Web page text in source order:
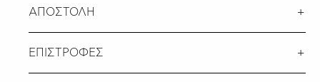
ΑΠΟΣΤΟΛΗ
ΕΠΙΣΤΡΟΦΕΣ